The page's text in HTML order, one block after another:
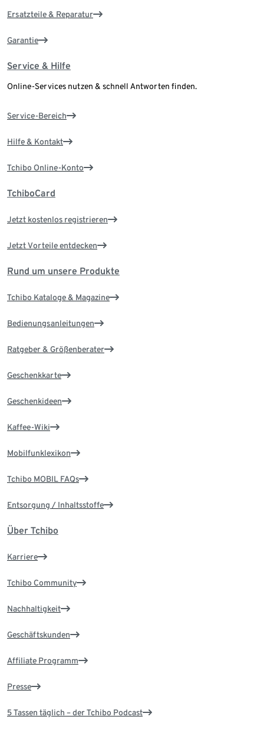
Ersatzteile & Reparatur
Garantie
Service & Hilfe
Online-Services nutzen & schnell Antworten finden.
Service-Bereich
Hilfe & Kontakt
Tchibo Online-Konto
TchiboCard
Jetzt kostenlos registrieren
Jetzt Vorteile entdecken
Rund um unsere Produkte
Tchibo Kataloge & Magazine
Bedienungsanleitungen
Ratgeber & Größenberater
Geschenkkarte
Geschenkideen
Kaffee-Wiki
Mobilfunklexikon
Tchibo MOBIL FAQs
Entsorgung / Inhaltsstoffe
Über Tchibo
Karriere
Tchibo Community
Nachhaltigkeit
Geschäftskunden
Affiliate Programm
Presse
5 Tassen täglich – der Tchibo Podcast